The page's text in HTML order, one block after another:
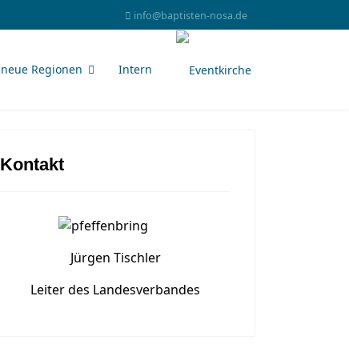
info@baptisten-nosa.de
neue Regionen Intern
Kontakt
Jürgen Tischler
Leiter des Landesverbandes